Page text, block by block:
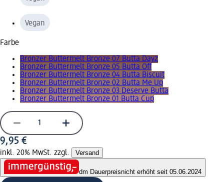
Vegan
Farbe
Bronzer Buttermelt Bronze 07 Butta Dayz
Bronzer Buttermelt Bronze 05 Butta Off
Bronzer Buttermelt Bronze 04 Butta Biscuit
Bronzer Buttermelt Bronze 02 Butta Me Up
Bronzer Buttermelt Bronze 03 Deserve Butta
Bronzer Buttermelt Bronze 01 Butta Cup
9,95 €
inkl. 20% MwSt. zzgl. Versand
dm Dauerpreisnicht erhöht seit 05.06.2024